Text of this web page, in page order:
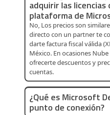
adquirir las
plataforma de
No, Los precios son
directo con un partner te
darte factura fiscal válida
México. En ocasiones
ofrecerte descuentos y
cuentas.
¿Qué es Microsoft
punto de conexión?